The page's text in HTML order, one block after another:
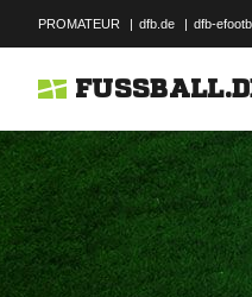
PROMATEUR | dfb.de | dfb-